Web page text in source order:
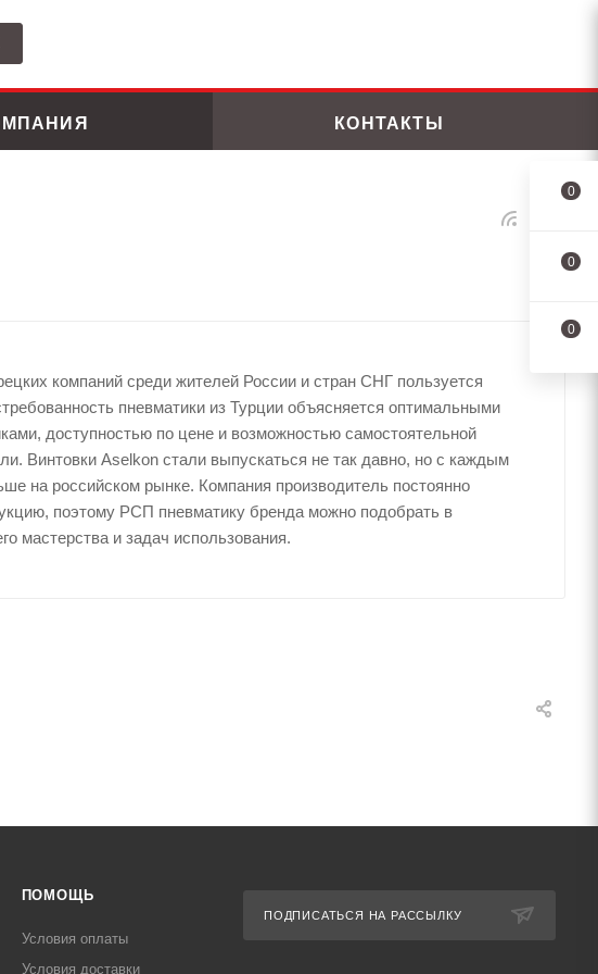
КОНТАКТЫ
компаний среди жителей России и стран СНГ пользуется
пневматики из Турции объясняется оптимальными
доступностью по цене и возможностью самостоятельной
Винтовки Aselkon стали выпускаться не так давно, но с каждым
на российском рынке. Компания производитель постоянно
поэтому РСП пневматику бренда можно подобрать в
мастерства и задач использования.
ПОМОЩЬ
Условия оплаты
Условия доставки
ПОДПИСАТЬСЯ НА РАССЫЛКУ
0
0
0